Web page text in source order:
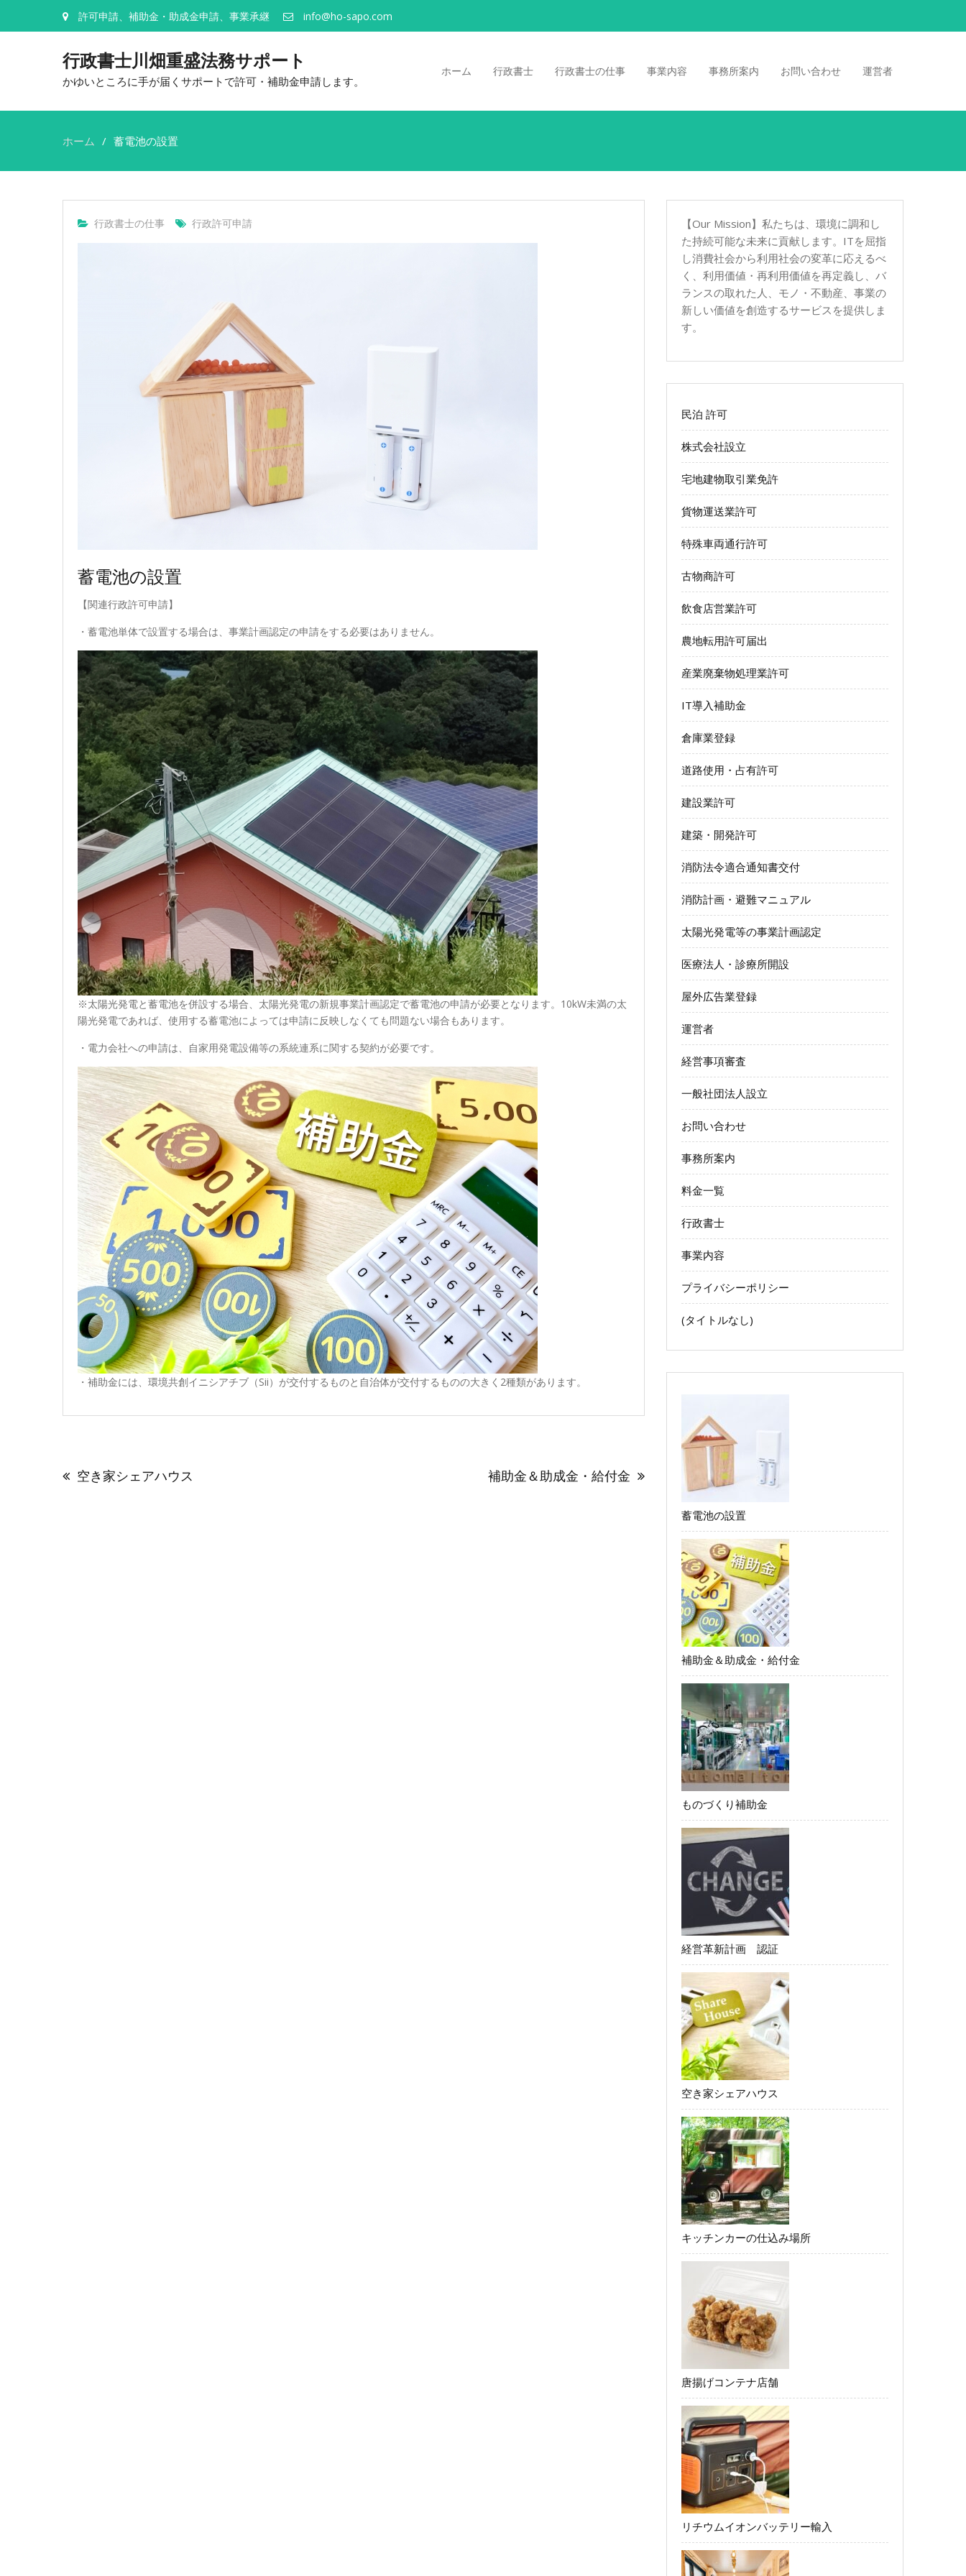
許可申請、補助金・助成金申請、事業承継 info@ho-sapo.com
行政書士川畑重盛法務サポート
かゆいところに手が届くサポートで許可・補助金申請します。
ホーム 行政書士 行政書士の仕事 事業内容 事務所案内 お問い合わせ 運営者
ホーム 蓄電池の設置
行政書士の仕事 行政許可申請
蓄電池の設置
【関連行政許可申請】
・蓄電池単体で設置する場合は、事業計画認定の申請をする必要はありません。
※太陽光発電と蓄電池を併設する場合、太陽光発電の新規事業計画認定で蓄電池の申請が必要となります。10kW未満の太
陽光発電であれば、使用する蓄電池によっては申請に反映しなくても問題ない場合もあります。
・電力会社への申請は、自家用発電設備等の系統連系に関する契約が必要です。
・補助金には、環境共創イニシアチブ（Sii）が交付するものと自治体が交付するものの大きく2種類があります。
稿
ナ空き家シェアハウス 補助金＆助成金・給付金
【Our Mission】私たちは、環境に調和し
た持続可能な未来に貢献します。ITを屈指
し消費社会から利用社会の変革に応えるべ
く、利用価値・再利用価値を再定義し、バ
ランスの取れた人、モノ・不動産、事業の
新しい価値を創造するサービスを提供しま
す。
民泊 許可
株式会社設立
宅地建物取引業免許
貨物運送業許可
特殊車両通行許可
古物商許可
飲食店営業許可
農地転用許可届出
産業廃棄物処理業許可
IT導入補助金
倉庫業登録
道路使用・占有許可
建設業許可
建築・開発許可
消防法令適合通知書交付
消防計画・避難マニュアル
太陽光発電等の事業計画認定
医療法人・診療所開設
屋外広告業登録
運営者
経営事項審査
一般社団法人設立
お問い合わせ
事務所案内
料金一覧
行政書士
事業内容
プライバシーポリシー
(タイトルなし)
蓄電池の設置
補助金＆助成金・給付金
ものづくり補助金
経営革新計画 認証
空き家シェアハウス
キッチンカーの仕込み場所
唐揚げコンテナ店舗
リチウムイオンバッテリー輸入